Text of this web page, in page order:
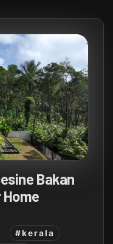
Bakan
Home
#kerala